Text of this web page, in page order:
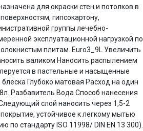
для окраски стен и потолков в
гипсокартону,
группы лечебно-
эксплуатационной нагрузкой по
плитам. Euro3_9L Увеличить
валиком Наносить распылением
в пастельные и насыщенные
Глубоко матовая Расход на один
Разбавитель Вода Способ нанесения
слой наносить через 1,5-2
устойчивое к легкому мытью
стандарту ISO 11998/ DIN EN 13 300).